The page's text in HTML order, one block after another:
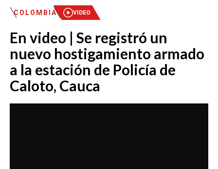
MAÑANA EXPRESS
EMISIÓN 12:30 PM
EMISIÓN 7:00 PM
EMISIÓN 11:30 PM
COLOMBIA VIDEO
En video | Se registró un
nuevo hostigamiento armado
a la estación de Policía de
Caloto, Cauca